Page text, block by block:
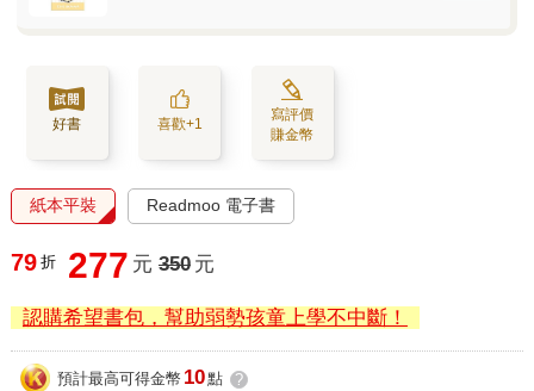
好書 喜歡+1
寫評價
賺金幣
紙本平裝 Readmoo 電子書
79 折 277 元 350 元
認購希望書包，幫助弱勢孩童上學不中斷！
預計最高可得金幣 10點 ?